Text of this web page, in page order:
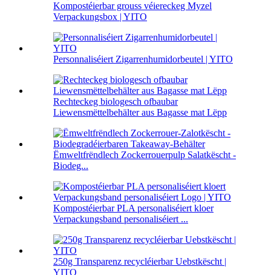
Kompostéierbar grouss véiereckeg Myzel
Verpackungsbox | YITO
Personnaliséiert Zigarrenhumidorbeutel | YITO
Rechteckeg biologesch ofbaubar
Liewensmëttelbehälter aus Bagasse mat Lëpp
Ëmweltfrëndlech Zockerrouerpulp Salatkëscht -
Biodeg...
Kompostéierbar PLA personaliséiert kloer
Verpackungsband personaliséiert ...
250g Transparenz recycléierbar Uebstkëscht |
YITO